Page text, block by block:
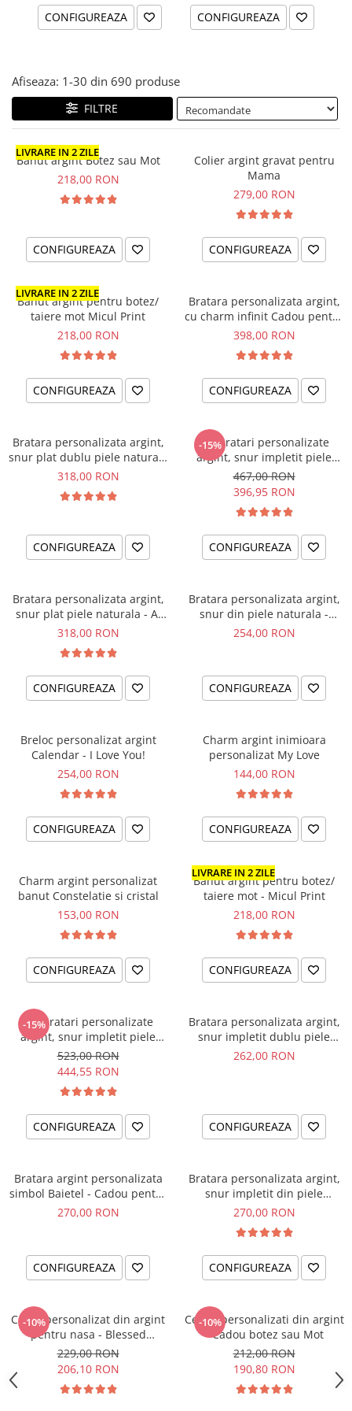
CONFIGUREAZA CONFIGUREAZA
Afiseaza: 1-30 din 690 produse
FILTRE
LIVRARE IN 2 ZILE
Banut argint Botez sau Mot
218,00 RON
CONFIGUREAZA
Colier argint gravat pentru
Mama
279,00 RON
CONFIGUREAZA
LIVRARE IN 2 ZILE
Banut argint pentru botez/
taiere mot Micul Print
218,00 RON
CONFIGUREAZA
Bratara personalizata argint,
cu charm infinit Cadou pentru
nasa
398,00 RON
CONFIGUREAZA
Bratara personalizata argint,
snur plat dublu piele naturala
...Noi trei si-o lume intreaga
318,00 RON
CONFIGUREAZA
-15%
Set bratari personalizate
argint, snur impletit piele
naturala cadou nasi
Godmother/ Godfather
467,00 RON
396,95 RON
CONFIGUREAZA
Bratara personalizata argint,
snur plat piele naturala - Ai
grija de tine...
318,00 RON
CONFIGUREAZA
Bratara personalizata argint,
snur din piele naturala -
Educatoare
254,00 RON
CONFIGUREAZA
Breloc personalizat argint
Calendar - I Love You!
254,00 RON
CONFIGUREAZA
Charm argint inimioara
personalizat My Love
144,00 RON
CONFIGUREAZA
Charm argint personalizat
banut Constelatie si cristal
153,00 RON
CONFIGUREAZA
LIVRARE IN 2 ZILE
Banut argint pentru botez/
taiere mot - Micul Print
218,00 RON
CONFIGUREAZA
-15%
Set bratari personalizate
argint, snur impletit piele
cadou nasi Godmother/
Godfather
523,00 RON
444,55 RON
CONFIGUREAZA
Bratara personalizata argint,
snur impletit dublu piele
pentru nas - The Godfather
262,00 RON
CONFIGUREAZA
Bratara argint personalizata
simbol Baietel - Cadou pentru
Bunica
270,00 RON
CONFIGUREAZA
Bratara personalizata argint,
snur impletit din piele
naturala Friends are like Stars
270,00 RON
CONFIGUREAZA
-10%
Colier personalizat din argint
pentru nasa - Blessed
Godmother
229,00 RON
206,10 RON
-10%
Cercei personalizati din argint
- Cadou botez sau Mot
212,00 RON
190,80 RON